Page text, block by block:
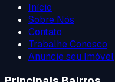
Início
Sobre Nós
Contato
Trabalhe Conosco
Anuncie seu Imóvel